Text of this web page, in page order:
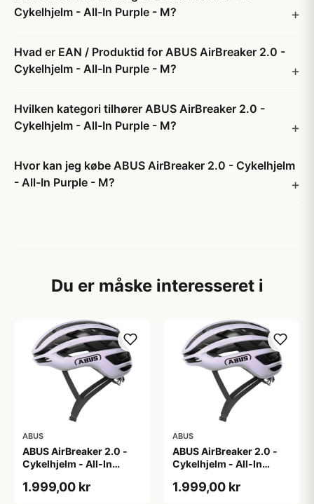
Cykelhjelm - All-In Purple - M?
Hvad er EAN / Produktid for ABUS AirBreaker 2.0 -
Cykelhjelm - All-In Purple - M?
Hvilken kategori tilhører ABUS AirBreaker 2.0 -
Cykelhjelm - All-In Purple - M?
Hvor kan jeg købe ABUS AirBreaker 2.0 - Cykelhjelm
- All-In Purple - M?
Du er måske interesseret i
ABUS
ABUS AirBreaker 2.0 -
Cykelhjelm - All-In
1.999,00 kr
ABUS
ABUS AirBreaker 2.0 -
Cykelhjelm - All-In
1.999,00 kr